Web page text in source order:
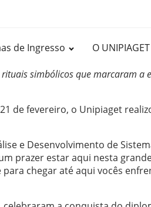
de Ingresso O UNIPIAGET
simbólicos que marcaram
de fevereiro, o Unipiaget
e Desenvolvimento de
prazer estar aqui nesta
chegar até aqui vocês